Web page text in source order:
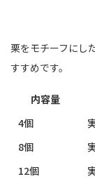
栗をモチーフにし
すすめです。
内容量
4個
8個
12個